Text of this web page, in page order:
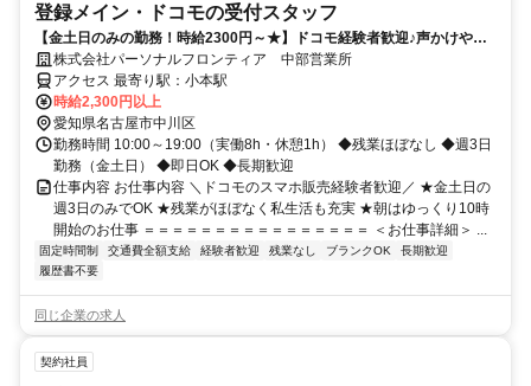
登録メイン・ドコモの受付スタッフ
【金土日のみの勤務！時給2300円～★】ドコモ経験者歓迎♪声かけやク
ロージングはナシ！
株式会社パーソナルフロンティア 中部営業所
アクセス 最寄り駅：小本駅
時給2,300円以上
愛知県名古屋市中川区
勤務時間 10:00～19:00（実働8h・休憩1h） ◆残業ほぼなし ◆週3日
勤務（金土日） ◆即日OK ◆長期歓迎
仕事内容 お仕事内容 ＼ドコモのスマホ販売経験者歓迎／ ★金土日の
週3日のみでOK ★残業がほぼなく私生活も充実 ★朝はゆっくり10時
開始のお仕事 ＝＝＝＝＝＝＝＝＝＝＝＝＝＝＝＝ ＜お仕事詳細＞ ...
固定時間制 交通費全額支給 経験者歓迎 残業なし ブランクOK
長期歓迎
履歴書不要
同じ企業の求人
契約社員